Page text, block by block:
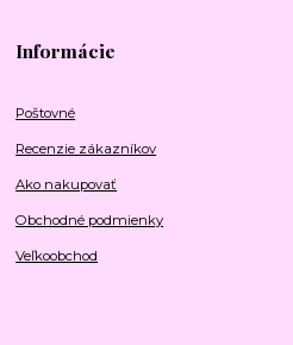
Informácie
Poštovné
Recenzie zákazníkov
Ako nakupovať
Obchodné podmienky
Veľkoobchod